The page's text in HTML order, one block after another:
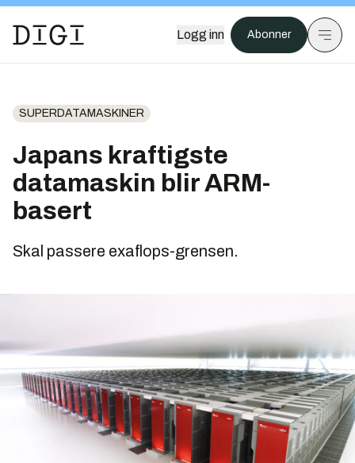
Logg inn Abonner
SUPERDATAMASKINER
Japans kraftigste
datamaskin blir ARM-
basert
Skal passere exaflops-grensen.